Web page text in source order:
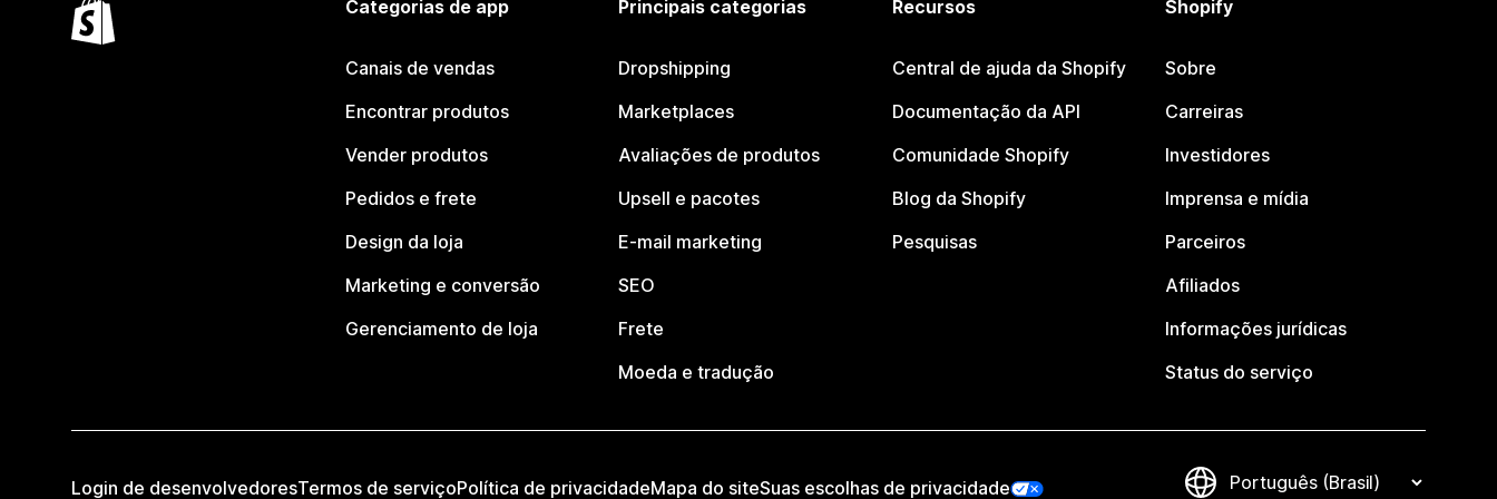
Categorias de app
Canais de vendas
Encontrar produtos
Vender produtos
Pedidos e frete
Design da loja
Marketing e conversão
Gerenciamento de loja
Principais categorias
Dropshipping
Marketplaces
Avaliações de produtos
Upsell e pacotes
E-mail marketing
SEO
Frete
Moeda e tradução
Recursos
Central de ajuda da Shopify
Documentação da API
Comunidade Shopify
Blog da Shopify
Pesquisas
Shopify
Sobre
Carreiras
Investidores
Imprensa e mídia
Parceiros
Afiliados
Informações jurídicas
Status do serviço
Login de desenvolvedoresTermos de serviçoPolítica de privacidadeMapa do siteSuas escolhas de privacidade